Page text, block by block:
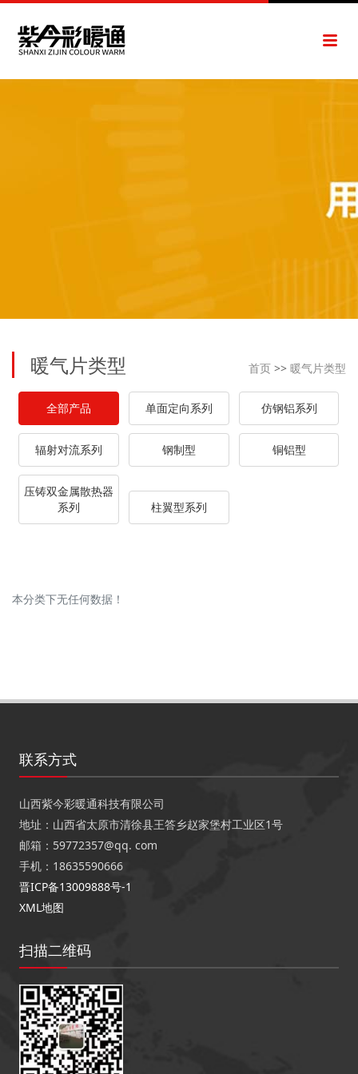
暖气片类型 首页 >> 暖气片类型
全部产品 单面定向系列 仿钢铝系列
辐射对流系列 钢制型 铜铝型
压铸双金属散热器
系列
柱翼型系列
本分类下无任何数据！
联系方式
山西紫今彩暖通科技有限公司
地址：山西省太原市清徐县王答乡赵家堡村工业区1号
邮箱：59772357@qq. com
手机：18635590666
晋ICP备13009888号-1
XML地图
扫描二维码